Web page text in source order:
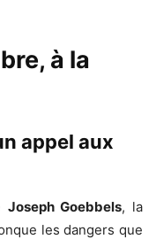
à la
appel aux
Joseph Goebbels, la
les dangers que